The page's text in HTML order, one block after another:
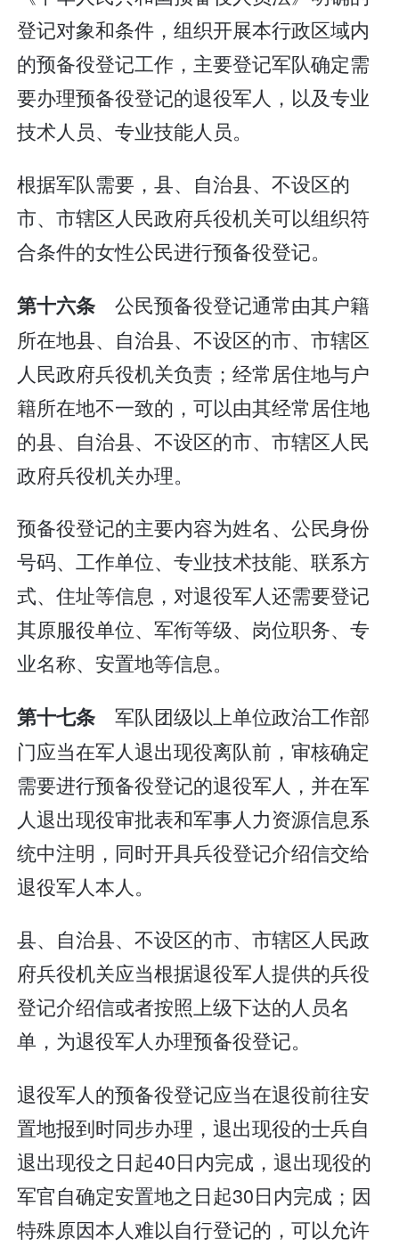
登记对象和条件，组织开展本行政区域内
的预备役登记工作，主要登记军队确定需
要办理预备役登记的退役军人，以及专业
技术人员、专业技能人员。
根据军队需要，县、自治县、不设区的
市、市辖区人民政府兵役机关可以组织符
合条件的女性公民进行预备役登记。
第十六条公民预备役登记通常由其户籍
所在地县、自治县、不设区的市、市辖区
人民政府兵役机关负责；经常居住地与户
籍所在地不一致的，可以由其经常居住地
的县、自治县、不设区的市、市辖区人民
政府兵役机关办理。
预备役登记的主要内容为姓名、公民身份
号码、工作单位、专业技术技能、联系方
式、住址等信息，对退役军人还需要登记
其原服役单位、军衔等级、岗位职务、专
业名称、安置地等信息。
第十七条军队团级以上单位政治工作部
门应当在军人退出现役离队前，审核确定
需要进行预备役登记的退役军人，并在军
人退出现役审批表和军事人力资源信息系
统中注明，同时开具兵役登记介绍信交给
退役军人本人。
县、自治县、不设区的市、市辖区人民政
府兵役机关应当根据退役军人提供的兵役
登记介绍信或者按照上级下达的人员名
单，为退役军人办理预备役登记。
退役军人的预备役登记应当在退役前往安
置地报到时同步办理，退出现役的士兵自
退出现役之日起40日内完成，退出现役的
军官自确定安置地之日起30日内完成；因
特殊原因本人难以自行登记的，可以允许